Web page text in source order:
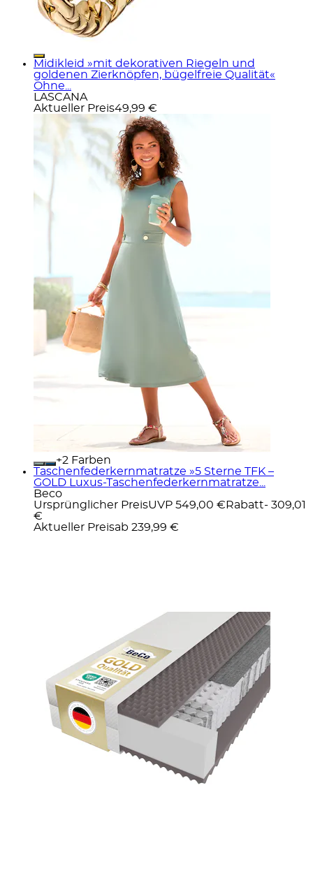
Midikleid »mit dekorativen Riegeln und
goldenen Zierknöpfen, bügelfreie Qualität«
Ohne...
LASCANA
Aktueller Preis49,99 €
+
Farben
Taschenfederkernmatratze »5 Sterne TFK –
GOLD Luxus-Taschenfederkernmatratze...
Beco
Ursprünglicher PreisUVP 549,00 € Rabatt- 309,01
€
Aktueller Preisab 239,99 €